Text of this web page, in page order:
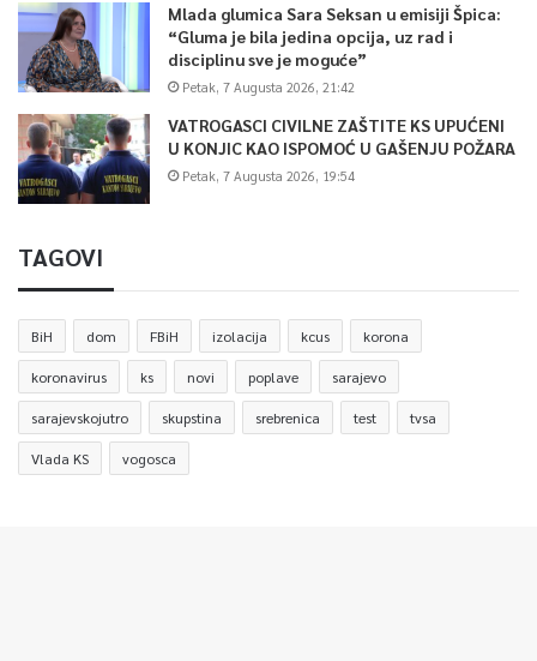
Mlada glumica Sara Seksan u emisiji Špica:
“Gluma je bila jedina opcija, uz rad i
disciplinu sve je moguće”
Petak, 7 Augusta 2026, 21:42
VATROGASCI CIVILNE ZAŠTITE KS UPUĆENI
U KONJIC KAO ISPOMOĆ U GAŠENJU POŽARA
Petak, 7 Augusta 2026, 19:54
TAGOVI
BiH dom FBiH izolacija kcus korona
koronavirus ks novi poplave sarajevo
sarajevskojutro skupstina srebrenica test tvsa
Vlada KS vogosca